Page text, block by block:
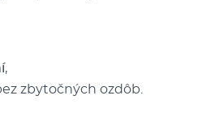
,
zbytočných ozdôb.